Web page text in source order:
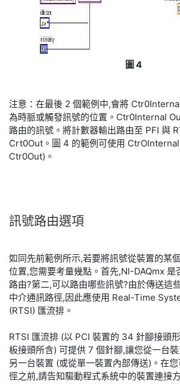
圖 4
注意：在最後 2 個範例中,會將
為時脈或觸發訊號的位置。Ctr0Internal
路由的訊號。將計數器輸出路由至 PFI 與
Crt0Out。圖 4 的範例可使用
Ctr0Out)。
訊號路由選項
如同先前範例所示,若要將訊號從裝置的某
位置,您需要考量幾點。首先,NI-DAQmx 是
路由?第二,可以路由哪些訊號?由於傳送這
中介通訊路徑,因此應使用 Real-Time
(RTSI) 匯流排。
RTSI 匯流排 (以 PCI 裝置的 34 針腳接頭
板接頭所含) 可提供 7 個針腳,讓您從一台
另一台裝置 (或從單一裝置內部傳送)。在
徑之前,請告知驅動程式系統中的裝置連接